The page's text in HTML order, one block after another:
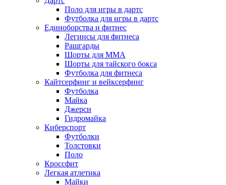
Поло для игры в дартс
Футболка для игры в дартс
Единоборства и фитнес
Легинсы для фитнеса
Рашгарды
Шорты для MMA
Шорты для тайского бокса
Футболка для фитнеса
Кайтсерфинг и вейксерфинг
Футболка
Майка
Джерси
Гидромайка
Киберспорт
Футболки
Толстовки
Поло
Кроссфит
Легкая атлетика
Майки